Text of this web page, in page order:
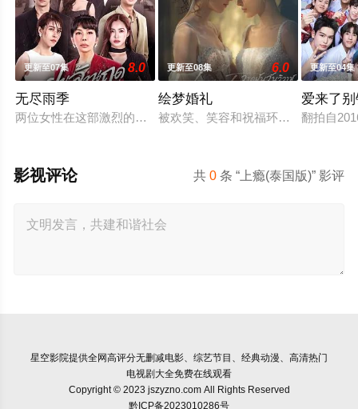
更新至07集 8.0
无尽雨季
两位女性在这部激烈的家庭剧中争夺强大的蒂纳拉王朝领导权
更新至08集 6.0
绘梦婚礼
被欢笑、笑容和祝福环绕的婚礼仅仅
更新至04集
爱来了
翻拍自
共0 条 “上瘾(泰国版)” 影评
影视评论
星空影院提供全网高评分无删减电影、综艺节目、经典动漫、高清热门
电视剧大全免费在线观看
Copyright © 2023 jszyzno.com All Rights Reserved
黔ICP备2023010286号